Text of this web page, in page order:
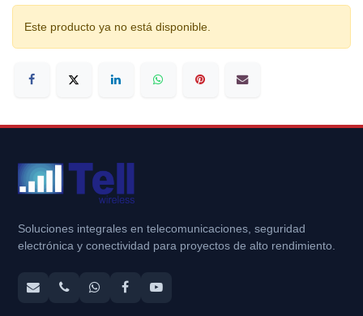
Este producto ya no está disponible.
Soluciones integrales en telecomunicaciones, seguridad
electrónica y conectividad para proyectos de alto rendimiento.